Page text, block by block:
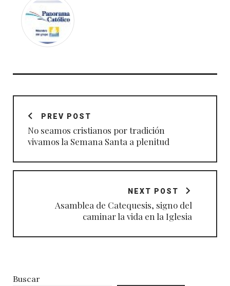
Navegación
entradasPREV POST
No seamos cristianos por tradición
vivamos la Semana Santa a plenitud
NEXT POST
Asamblea de Catequesis, signo del
caminar la vida en la Iglesia
Buscar